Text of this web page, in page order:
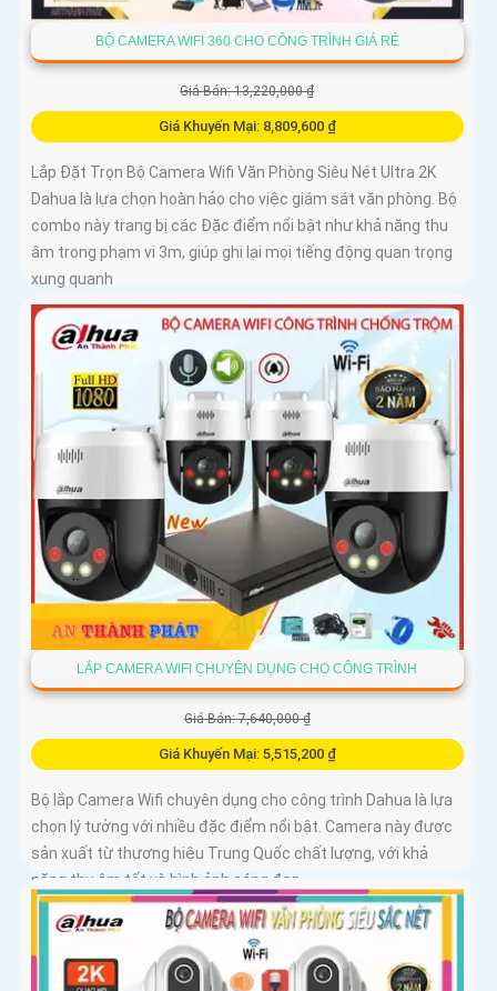
BỘ CAMERA WIFI 360 CHO CÔNG TRÌNH GIÁ RẺ
Giá Bán: 13,220,000 ₫
Giá Khuyến Mại: 8,809,600 ₫
Lắp Đặt Trọn Bộ Camera Wifi Văn Phòng Siêu Nét Ultra 2K
Dahua là lựa chọn hoàn hảo cho việc giám sát văn phòng. Bộ
combo này trang bị các Đặc điểm nổi bật như khả năng thu
âm trong phạm vi 3m, giúp ghi lại mọi tiếng động quan trọng
xung quanh
LẮP CAMERA WIFI CHUYÊN DỤNG CHO CÔNG TRÌNH
Giá Bán: 7,640,000 ₫
Giá Khuyến Mại: 5,515,200 ₫
Bộ lắp Camera Wifi chuyên dụng cho công trình Dahua là lựa
chọn lý tưởng với nhiều đặc điểm nổi bật. Camera này được
sản xuất từ thương hiệu Trung Quốc chất lượng, với khả
năng thu âm tốt và hình ảnh sáng đẹp